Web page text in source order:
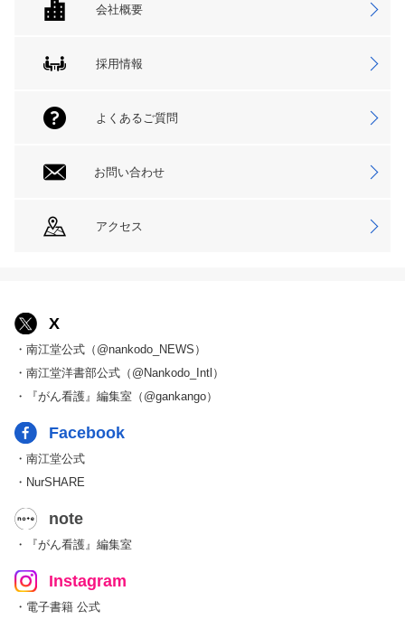
会社概要
採用情報
よくあるご質問
お問い合わせ
アクセス
X
・南江堂公式（@nankodo_NEWS）
・南江堂洋書部公式（@Nankodo_Intl）
・『がん看護』編集室（@gankango）
Facebook
・南江堂公式
・NurSHARE
note
・『がん看護』編集室
Instagram
・電子書籍 公式